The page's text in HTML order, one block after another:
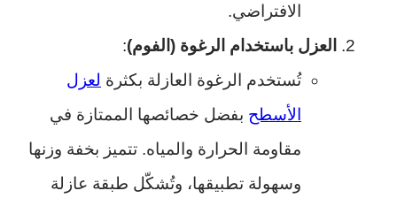
الافتراضي.
العزل باستخدام الرغوة (الفوم):
تُستخدم الرغوة العازلة بكثرة لعزل
الأسطح بفضل خصائصها الممتازة في
مقاومة الحرارة والمياه. تتميز بخفة وزنها
وسهولة تطبيقها، وتُشكّل طبقة عازلة